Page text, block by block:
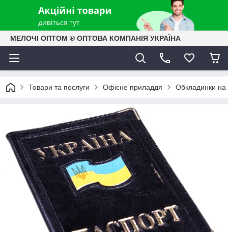
МЕЛОЧІ ОПТОМ ® ОПТОВА КОМПАНІЯ УКРАЇНА
Товари та послуги Офісне приладдя Обкладинки на